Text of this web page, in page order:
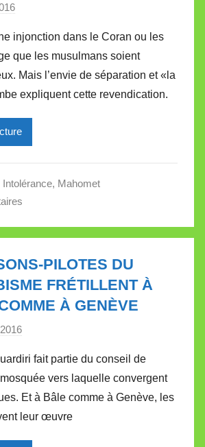
r
M
r
i
l
e
V
l
t
t
e
injonction dans le Coran ou les
que les musulmans soient
Mais l’envie de séparation et «la
expliquent cette revendication.
Intolérance, Mahomet
PILOTES DU
FRÉTILLENT À
À GENÈVE
r
M
i
r
fait partie du conseil de
vers laquelle convergent
Et à Bâle comme à Genève, les
leur œuvre